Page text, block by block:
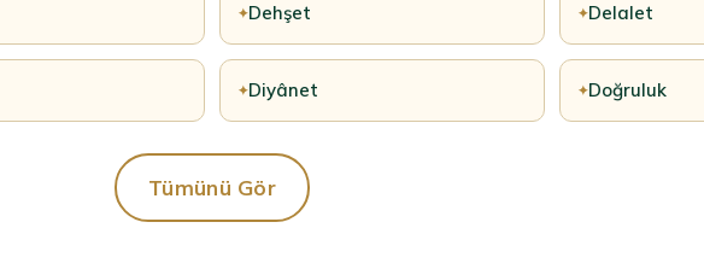
✦Dehşet ✦Delalet
✦Diyânet ✦Doğruluk
Tümünü Gör